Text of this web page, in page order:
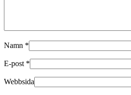
Namn *
E-post *
Webbsida